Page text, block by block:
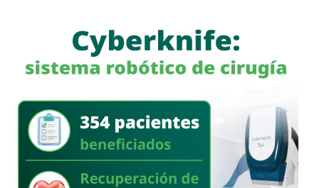
declaraciones de la titular de la Fiscalía General del
Estado, quien habría señalado que el sitio donde
ocurrieron los hechos es un punto identificado por las
autoridades. Al respecto, cuestionó por qué ese lugar
no ha sido intervenido previamente